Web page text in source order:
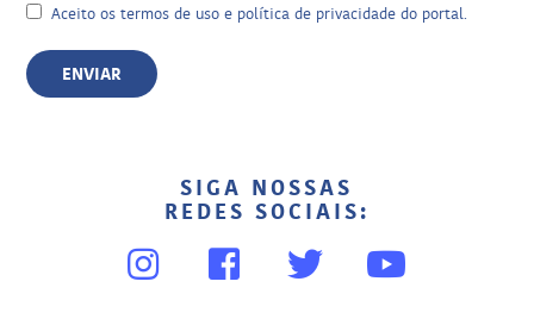
Aceito ostermos de uso e política de privacidade do portal.
SIGA NOSSAS
REDES SOCIAIS: